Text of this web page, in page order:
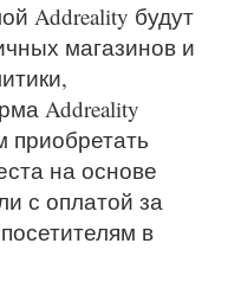
Addreality будут
магазинов и
Addreality
приобретать
на основе
с оплатой за
в